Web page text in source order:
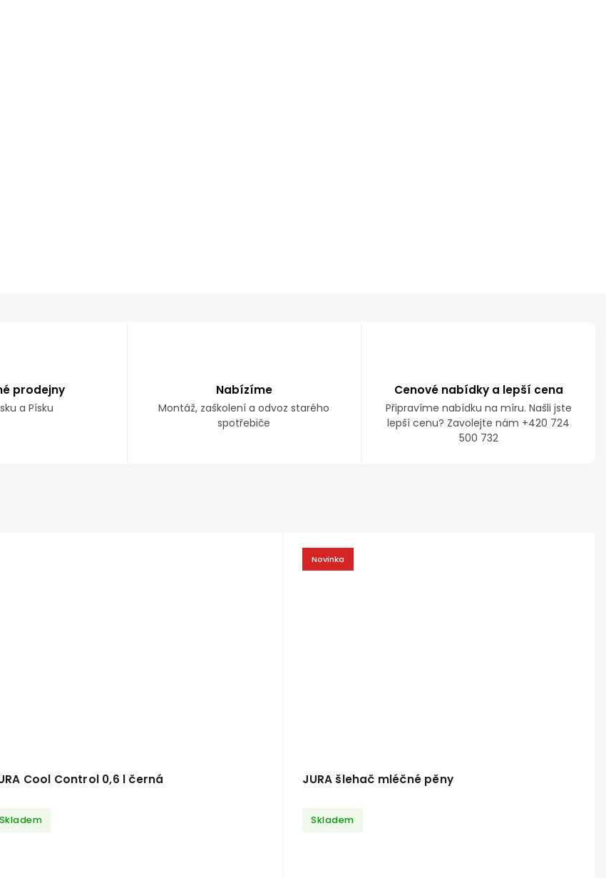
prodejny
a Písku
Nabízíme
Montáž, zaškolení a odvoz starého
spotřebiče
Cenové nabídky a lepší cena
Připravíme nabídku na míru. Našli jste
lepší cenu? Zavolejte nám +420 724
500 732
Cool Control 0,6 l černá
Skladem
Novinka
JURA šlehač mléčné pěny
Skladem